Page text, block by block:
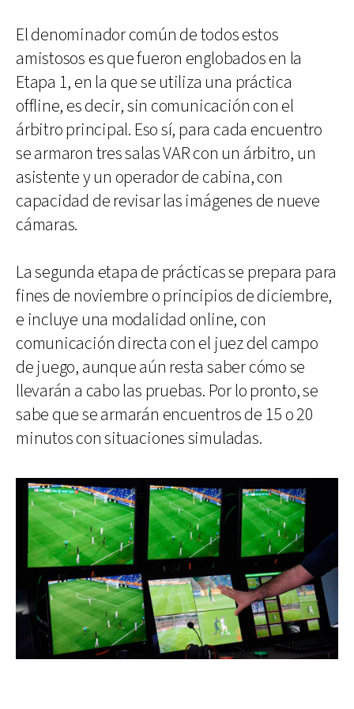
El denominador común de todos estos
amistosos es que fueron englobados en la
Etapa 1, en la que se utiliza una práctica
offline, es decir, sin comunicación con el
árbitro principal. Eso sí, para cada encuentro
se armaron tres salas VAR con un árbitro, un
asistente y un operador de cabina, con
capacidad de revisar las imágenes de nueve
cámaras.
La segunda etapa de prácticas se prepara para
fines de noviembre o principios de diciembre,
e incluye una modalidad online, con
comunicación directa con el juez del campo
de juego, aunque aún resta saber cómo se
llevarán a cabo las pruebas. Por lo pronto, se
sabe que se armarán encuentros de 15 o 20
minutos con situaciones simuladas.